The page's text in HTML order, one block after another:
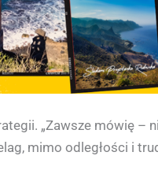
„Zawsze mówię –
mimo odległości i